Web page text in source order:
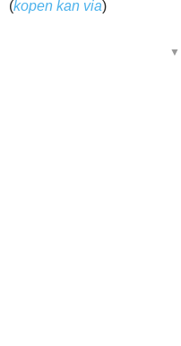
(kopen kan via)
▼